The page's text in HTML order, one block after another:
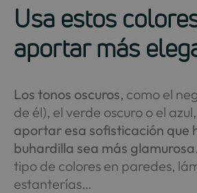
Usa estos
aportar más
Los tonos oscuros, como el
de él), el verde oscuro o el azul,
aportar esa sofisticación que
buhardilla sea más glamurosa
tipo de colores en paredes,
estanterías…